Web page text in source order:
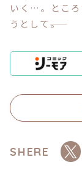
いく…。ところ
うとして――。
SHERE